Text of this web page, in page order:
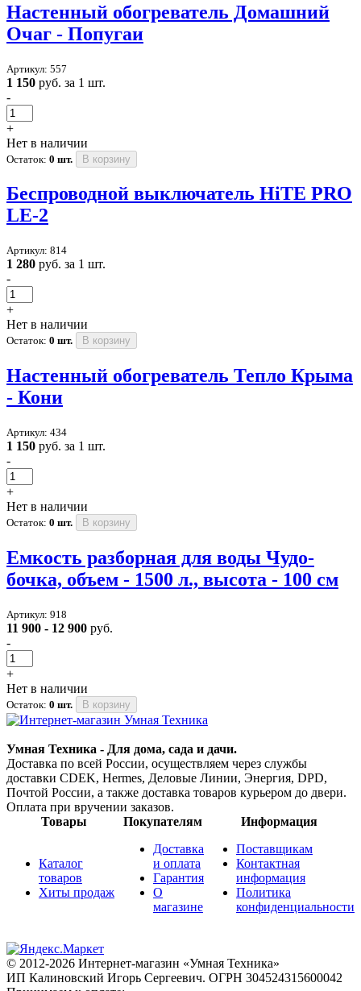
Настенный обогреватель Домашний
Очаг - Попугаи
Артикул: 557
1 150 руб. за 1 шт.
-
+
Нет в наличии
Остаток: 0 шт. В корзину
Беспроводной выключатель HiTE PRO
LE-2
Артикул: 814
1 280 руб. за 1 шт.
-
+
Нет в наличии
Остаток: 0 шт. В корзину
Настенный обогреватель Тепло Крыма
- Кони
Артикул: 434
1 150 руб. за 1 шт.
-
+
Нет в наличии
Остаток: 0 шт. В корзину
Емкость разборная для воды Чудо-
бочка, объем - 1500 л., высота - 100 см
Артикул: 918
11 900 - 12 900 руб.
-
+
Нет в наличии
Остаток: 0 шт. В корзину
Умная Техника - Для дома, сада и дачи.
Доставка по всей России, осуществляем через службы
доставки CDEK, Hermes, Деловые Линии, Энергия, DPD,
Почтой России, а также доставка товаров курьером до двери.
Оплата при вручении заказов.
Товары
Покупателям Информация
Каталог
товаров
Хиты продаж
Доставка
и оплата
Гарантия
О
магазине
Поставщикам
Контактная
информация
Политика
конфиденциальности
© 2012-2026 Интернет-магазин «Умная Техника»
ИП Калиновский Игорь Сергеевич. ОГРН 304524315600042